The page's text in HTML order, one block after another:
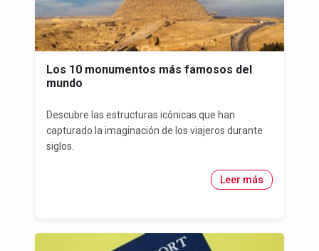
Los 10 monumentos más famosos del
mundo
Descubre las estructuras icónicas que han
capturado la imaginación de los viajeros durante
siglos.
Leer más